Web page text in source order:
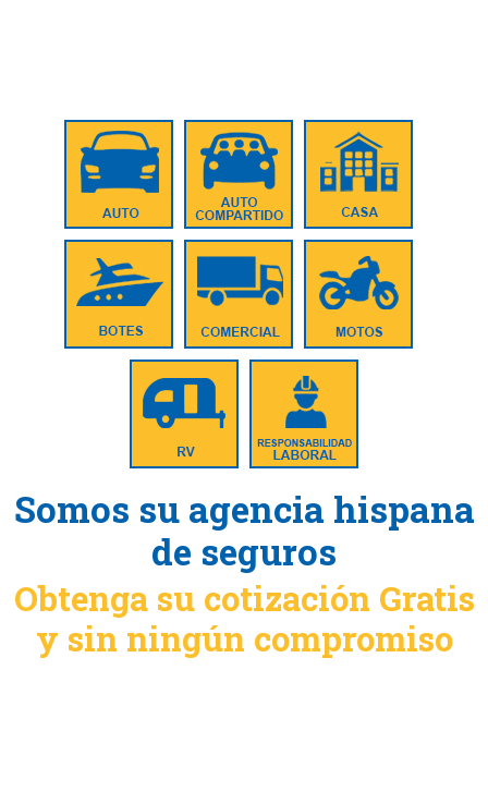
Somos su agencia hispana
de seguros
Obtenga su cotización Gratis
y sin ningún compromiso